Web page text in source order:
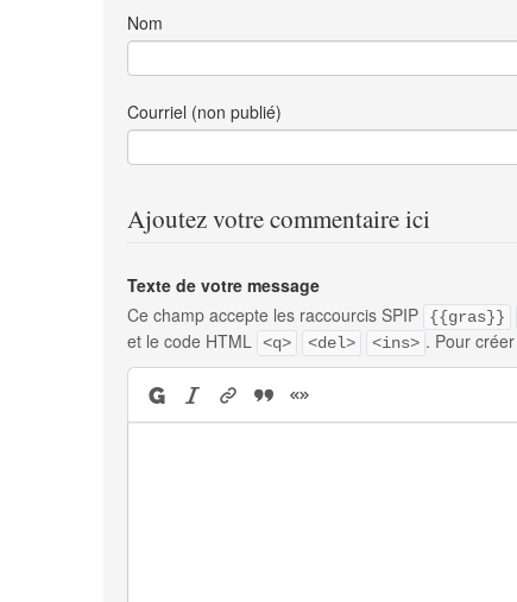
Nom
Courriel (non publié)
Ajoutez votre commentaire ici
Texte de votre message
Ce champ accepte les raccourcis SPIP
{{gras}}
et le code HTML <q> <del> <ins> . Pour